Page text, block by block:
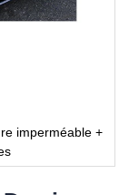
imperméable +